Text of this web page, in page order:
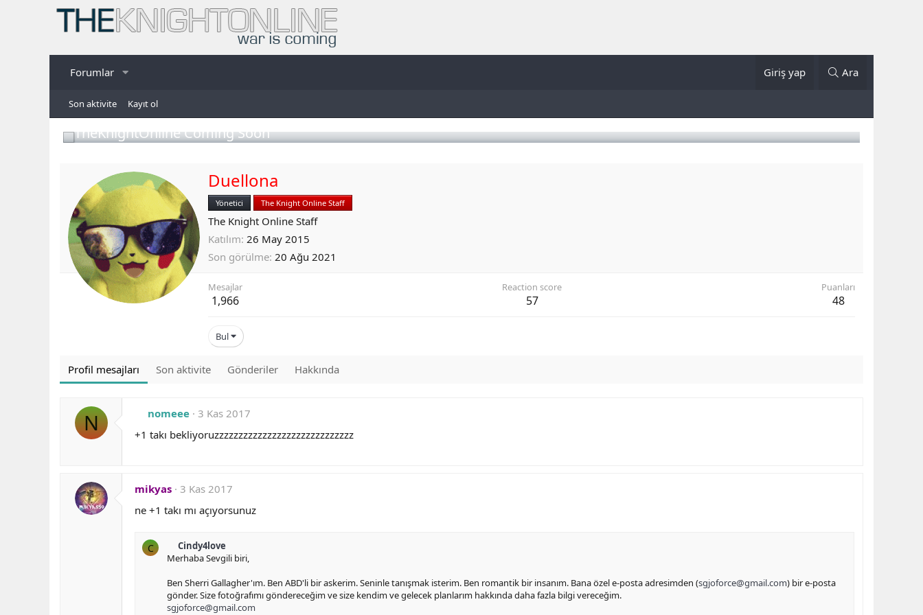
Forumlar Giriş yap Ara
Son aktivite Kayıt ol
TheKnightOnline Coming Soon
Duellona
Yönetici The Knight Online Staff
The Knight Online Staff
Katılım 26 May 2015
Son görülme 20 Ağu 2021
Mesajlar
1,966
Reaction score
57
Puanları
48
Bul
Profil mesajları Son aktivite Gönderiler Hakkında
N nomeee
3 Kas 2017
+1 takı bekliyoruzzzzzzzzzzzzzzzzzzzzzzzzzzzzz
mikyas
3 Kas 2017
ne +1 takı mı açıyorsunuz
C
Cindy4love
Merhaba Sevgili biri,
Ben Sherri Gallagher'ım. Ben ABD'li bir askerim. Seninle tanışmak isterim. Ben romantik bir insanım. Bana özel e-posta adresimden (sgjoforce@gmail.com) bir e-posta
gönder. Size fotoğrafımı göndereceğim ve size kendim ve gelecek planlarım hakkında daha fazla bilgi vereceğim.
sgjoforce@gmail.com